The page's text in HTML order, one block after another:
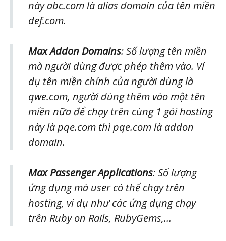
này abc.com là alias domain của tên miền
def.com.
Max Addon Domains: Số lượng tên miền
mà người dùng được phép thêm vào. Ví
dụ tên miền chính của người dùng là
qwe.com, người dùng thêm vào một tên
miền nữa để chạy trên cùng 1 gói hosting
này là pqe.com thì pqe.com là addon
domain.
Max Passenger Applications: Số lượng
ứng dụng mà user có thể chạy trên
hosting, ví dụ như các ứng dụng chạy
trên Ruby on Rails, RubyGems,…